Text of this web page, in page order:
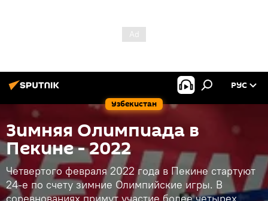
Узбекистан
РУС
Зимняя Олимпиада в
Пекине - 2022
Четвертого февраля 2022 года в Пекине стартуют
24-е по счету зимние Олимпийские игры. В